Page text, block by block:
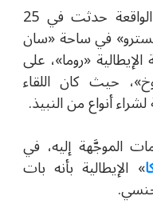
وبحسب إفادة المشتكية، فإنَّ الواقعة حدثت في 25
في ساحة «سان
«روما»، على
حيث كان اللقاء
أنواع من النبيذ.
الموجَّهة إليه، في
» الإيطالية بأنه بات